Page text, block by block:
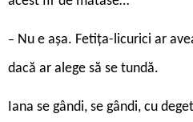
– Nu e așa. Fetița-licurici ar
dacă ar alege să se tundă.
Iana se gândi, se gândi, cu